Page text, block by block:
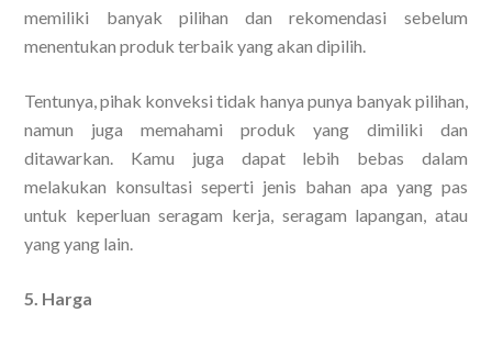
memiliki banyak pilihan dan rekomendasi sebelum
menentukan produk terbaik yang akan dipilih.
Tentunya, pihak konveksi tidak hanya punya banyak pilihan,
namun juga memahami produk yang dimiliki dan
ditawarkan. Kamu juga dapat lebih bebas dalam
melakukan konsultasi seperti jenis bahan apa yang pas
untuk keperluan seragam kerja, seragam lapangan, atau
yang yang lain.
5. Harga